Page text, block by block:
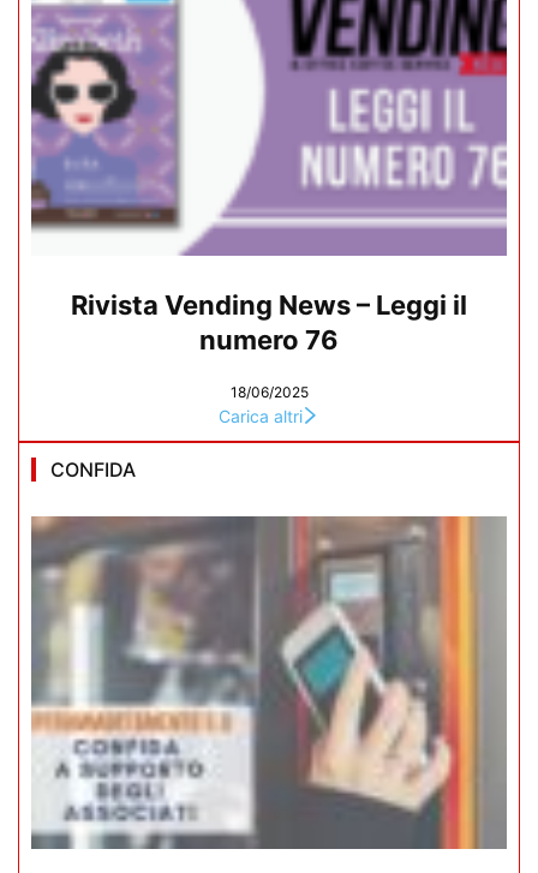
Rivista Vending News – Leggi il
numero 76
18/06/2025
Carica altri
CONFIDA